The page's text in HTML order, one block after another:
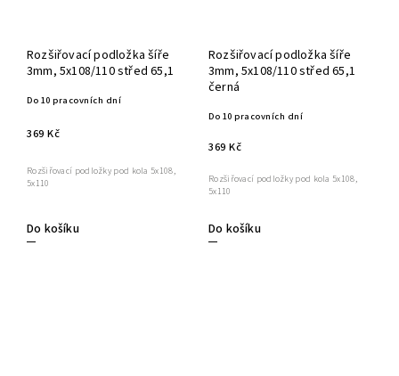
Rozšiřovací podložka šíře
3mm, 5x108/110 střed 65,1
Do 10 pracovních dní
369 Kč
Do košíku
Rozšiřovací podložky pod kola 5x108,
5x110
Rozšiřovací podložka šíře
3mm, 5x108/110 střed 65,1
černá
Do 10 pracovních dní
369 Kč
Do košíku
Rozšiřovací podložky pod kola 5x108,
5x110